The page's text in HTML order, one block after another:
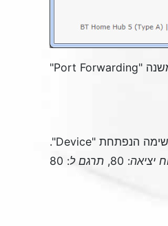
"
Port Forwarding
"
Device
".
יציאה: 80, תרגם ל: 80